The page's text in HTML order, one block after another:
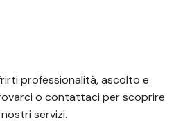
professionalità, ascolto e
o contattaci per scoprire
servizi.